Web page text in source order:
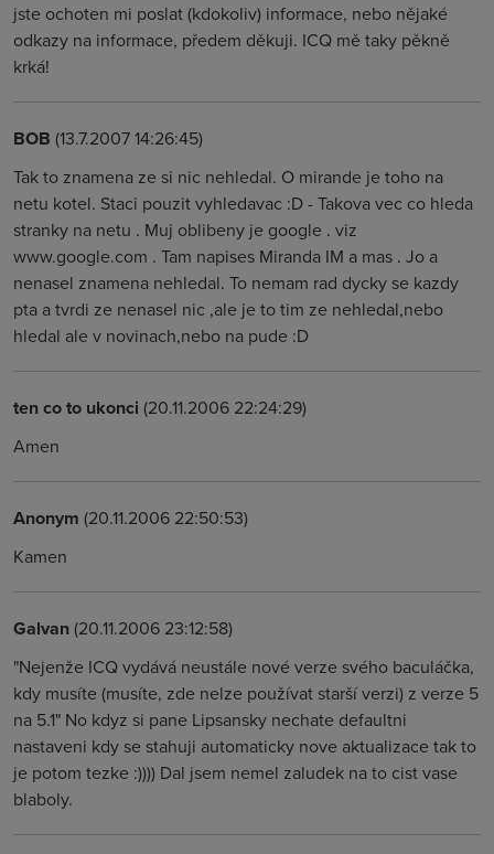
jste ochoten mi poslat (kdokoliv) informace, nebo nějaké
odkazy na informace, předem děkuji. ICQ mě taky pěkně
krká!
BOB (13.7.2007 14:26:45)
Tak to znamena ze si nic nehledal. O mirande je toho na
netu kotel. Staci pouzit vyhledavac :D - Takova vec co hleda
stranky na netu . Muj oblibeny je google . viz
www.google.com . Tam napises Miranda IM a mas . Jo a
nenasel znamena nehledal. To nemam rad dycky se kazdy
pta a tvrdi ze nenasel nic ,ale je to tim ze nehledal,nebo
hledal ale v novinach,nebo na pude :D
ten co to ukonci (20.11.2006 22:24:29)
Amen
Anonym (20.11.2006 22:50:53)
Kamen
Galvan(20.11.2006 23:12:58)
"Nejenže ICQ vydává neustále nové verze svého baculáčka,
kdy musíte (musíte, zde nelze používat starší verzi) z verze 5
na 5.1" No kdyz si pane Lipsansky nechate defaultni
nastaveni kdy se stahuji automaticky nove aktualizace tak to
je potom tezke :)))) Dal jsem nemel zaludek na to cist vase
blaboly.